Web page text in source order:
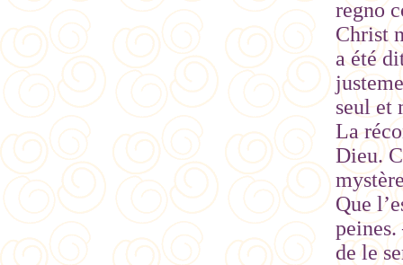
regno
Christ
a été
seul et
La
Dieu.
Que
de le